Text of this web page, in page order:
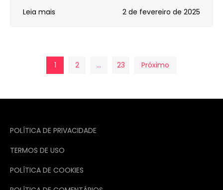
Leia mais 2 de fevereiro de 2025
Paginação
de
posts
1 2 … 23 Próximo
POLÍTICA DE PRIVACIDADE
TERMOS DE USO
POLÍTICA DE COOKIES